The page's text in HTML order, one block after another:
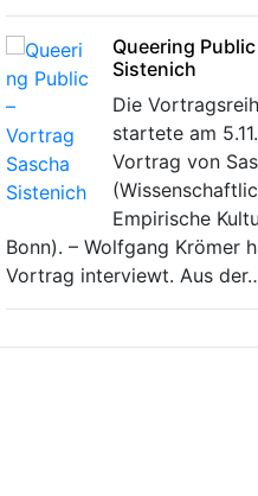
Queering
Sistenich
Die
startete am
Vortrag von
Empirische
Bonn). – Wolfgang Krömer
Vortrag interviewt. Aus